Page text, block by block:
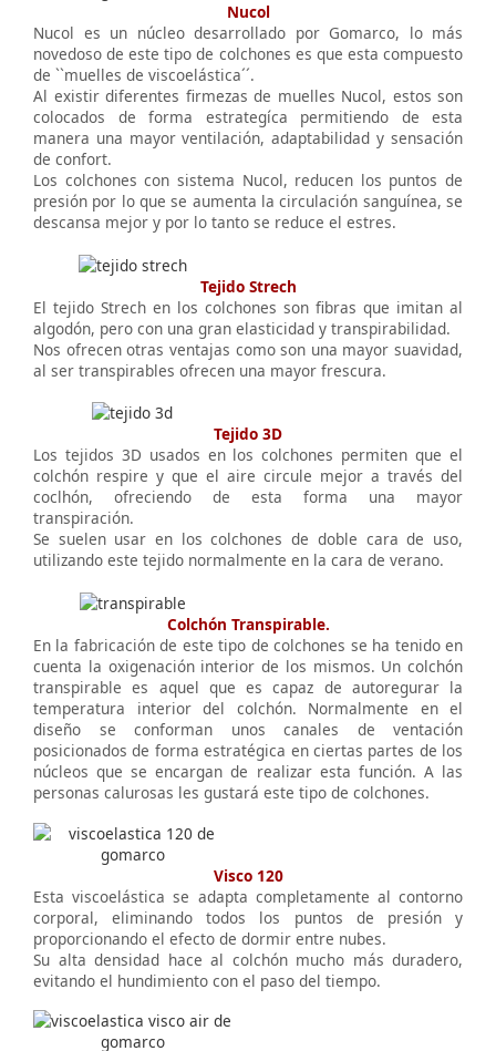
Nucol
Nucol es un núcleo desarrollado por Gomarco, lo más
novedoso de este tipo de colchones es que esta compuesto
de ``muelles de viscoelástica´´.
Al existir diferentes firmezas de muelles Nucol, estos son
colocados de forma estrategíca permitiendo de esta
manera una mayor ventilación, adaptabilidad y sensación
de confort.
Los colchones con sistema Nucol, reducen los puntos de
presión por lo que se aumenta la circulación sanguínea, se
descansa mejor y por lo tanto se reduce el estres.
Tejido Strech
El tejido Strech en los colchones son fibras que imitan al
algodón, pero con una gran elasticidad y transpirabilidad.
Nos ofrecen otras ventajas como son una mayor suavidad,
al ser transpirables ofrecen una mayor frescura.
Tejido 3D
Los tejidos 3D usados en los colchones permiten que el
colchón respire y que el aire circule mejor a través del
coclhón, ofreciendo de esta forma una mayor
transpiración.
Se suelen usar en los colchones de doble cara de uso,
utilizando este tejido normalmente en la cara de verano.
Colchón Transpirable.
En la fabricación de este tipo de colchones se ha tenido en
cuenta la oxigenación interior de los mismos. Un colchón
transpirable es aquel que es capaz de autoregurar la
temperatura interior del colchón. Normalmente en el
diseño se conforman unos canales de ventación
posicionados de forma estratégica en ciertas partes de los
núcleos que se encargan de realizar esta función. A las
personas calurosas les gustará este tipo de colchones.
Visco 120
Esta viscoelástica se adapta completamente al contorno
corporal, eliminando todos los puntos de presión y
proporcionando el efecto de dormir entre nubes.
Su alta densidad hace al colchón mucho más duradero,
evitando el hundimiento con el paso del tiempo.